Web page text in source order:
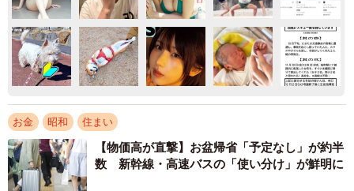
お金 昭和 住まい
【物価高が直撃】お盆帰省「予定なし」が約半
数 新幹線・高速バスの「使い分け」が鮮明に